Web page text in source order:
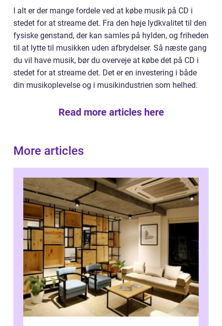
I alt er der mange fordele ved at købe musik på CD i
stedet for at streame det. Fra den høje lydkvalitet til den
fysiske genstand, der kan samles på hylden, og friheden
til at lytte til musikken uden afbrydelser. Så næste gang
du vil have musik, bør du overveje at købe det på CD i
stedet for at streame det. Det er en investering i både
din musikoplevelse og i musikindustrien som helhed.
Read more articles here
More articles